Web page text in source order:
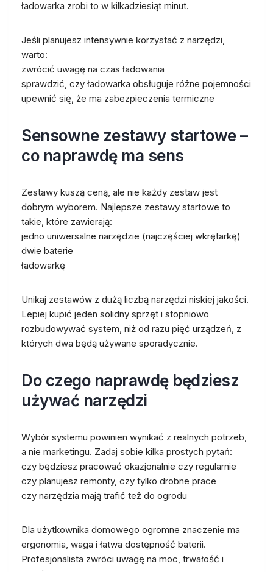
ładowarka zrobi to w kilkadziesiąt minut.
Jeśli planujesz intensywnie korzystać z narzędzi,
warto:
zwrócić uwagę na czas ładowania
sprawdzić, czy ładowarka obsługuje różne pojemności
upewnić się, że ma zabezpieczenia termiczne
Sensowne zestawy startowe –
co naprawdę ma sens
Zestawy kuszą ceną, ale nie każdy zestaw jest
dobrym wyborem. Najlepsze zestawy startowe to
takie, które zawierają:
jedno uniwersalne narzędzie (najczęściej wkrętarkę)
dwie baterie
ładowarkę
Unikaj zestawów z dużą liczbą narzędzi niskiej jakości.
Lepiej kupić jeden solidny sprzęt i stopniowo
rozbudowywać system, niż od razu pięć urządzeń, z
których dwa będą używane sporadycznie.
Do czego naprawdę będziesz
używać narzędzi
Wybór systemu powinien wynikać z realnych potrzeb,
a nie marketingu. Zadaj sobie kilka prostych pytań:
czy będziesz pracować okazjonalnie czy regularnie
czy planujesz remonty, czy tylko drobne prace
czy narzędzia mają trafić też do ogrodu
Dla użytkownika domowego ogromne znaczenie ma
ergonomia, waga i łatwa dostępność baterii.
Profesjonalista zwróci uwagę na moc, trwałość i